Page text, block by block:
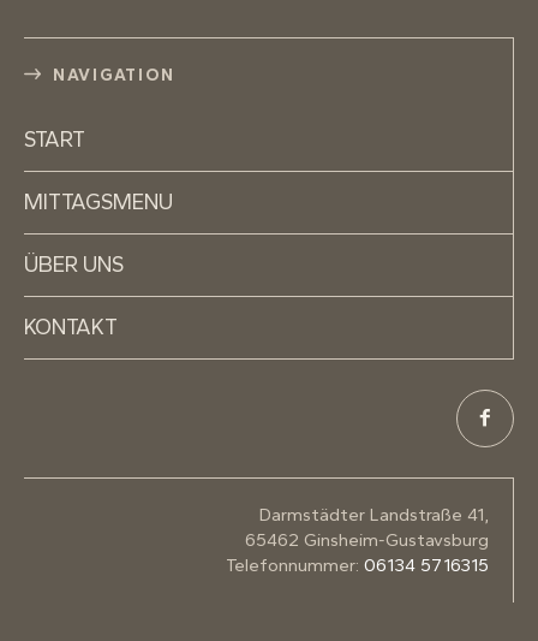
NAVIGATION
START
MITTAGSMENU
ÜBER UNS
KONTAKT
Darmstädter Landstraße 41,
65462 Ginsheim-Gustavsburg
Telefonnummer: 06134 5716315